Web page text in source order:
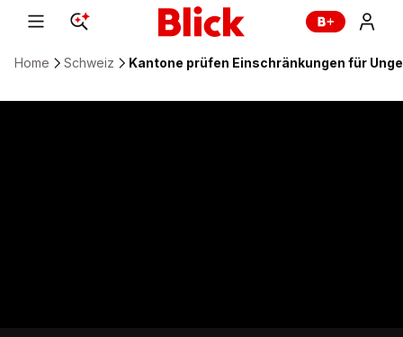
Home Schweiz Kantone prüfen Einschränkungen für